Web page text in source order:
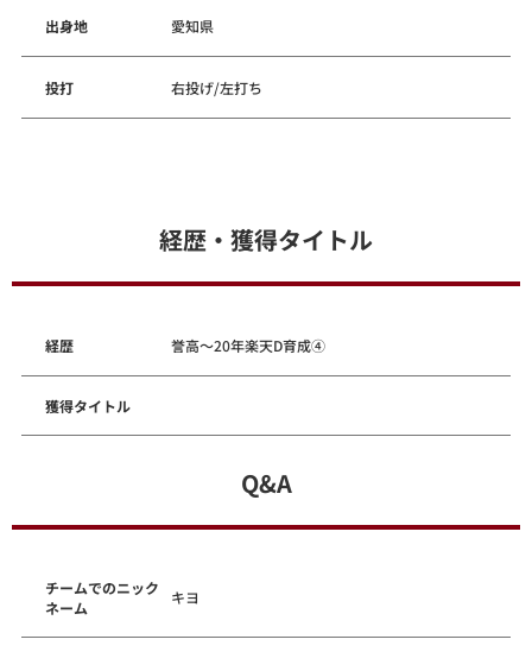
出身地 愛知県
投打 右投げ/左打ち
経歴・獲得タイトル
経歴 誉高～20年楽天D育成④
獲得タイトル
Q&A
チームでのニック
ネーム
キヨ